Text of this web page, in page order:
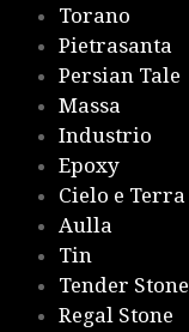
Torano
Pietrasanta
Persian Tale
Massa
Industrio
Epoxy
Cielo e Terra
Aulla
Tin
Tender Stone
Regal Stone